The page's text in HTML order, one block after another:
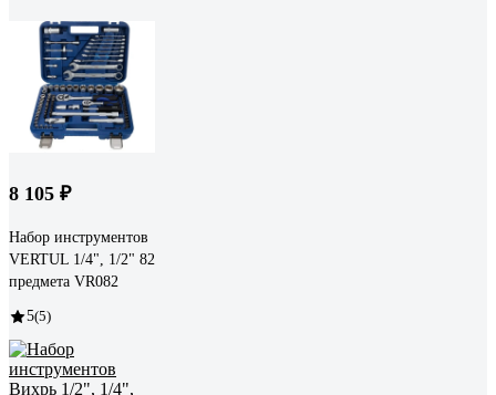
8 105 ₽
Набор инструментов
VERTUL 1/4", 1/2" 82
предмета VR082
5(5)